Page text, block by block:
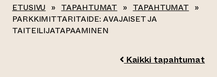
ETUSIVU » TAPAHTUMAT » TAPAHTUMAT »
PARKKIMITTARITAIDE: AVAJAISET JA
TAITEILIJATAPAAMINEN
Kaikki tapahtumat